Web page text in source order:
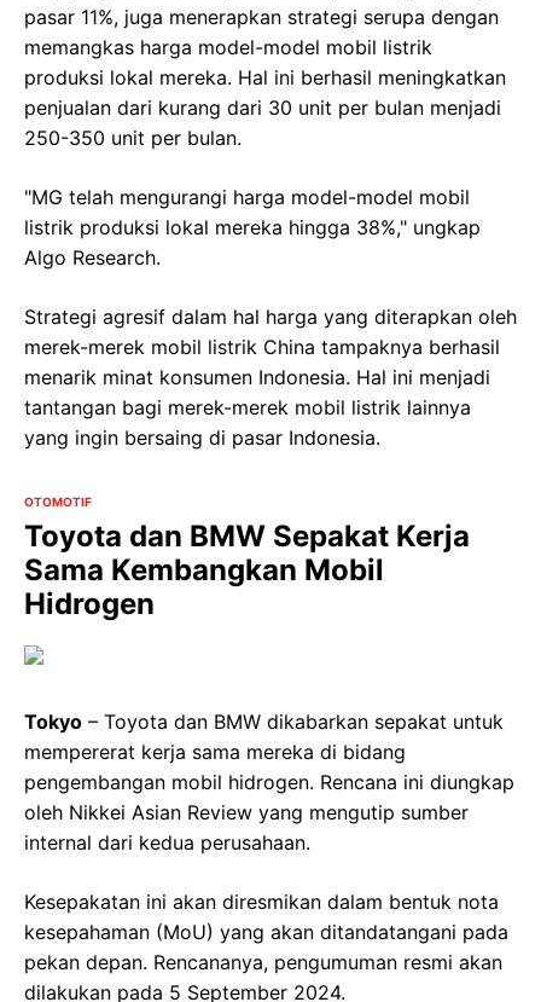
pasar 11%, juga menerapkan strategi serupa dengan
memangkas harga model-model mobil listrik
produksi lokal mereka. Hal ini berhasil meningkatkan
penjualan dari kurang dari 30 unit per bulan menjadi
250-350 unit per bulan.
"MG telah mengurangi harga model-model mobil
listrik produksi lokal mereka hingga 38%," ungkap
Algo Research.
Strategi agresif dalam hal harga yang diterapkan oleh
merek-merek mobil listrik China tampaknya berhasil
menarik minat konsumen Indonesia. Hal ini menjadi
tantangan bagi merek-merek mobil listrik lainnya
yang ingin bersaing di pasar Indonesia.
OTOMOTIF
Toyota dan BMW Sepakat Kerja
Sama Kembangkan Mobil
Hidrogen
Tokyo – Toyota dan BMW dikabarkan sepakat untuk
mempererat kerja sama mereka di bidang
pengembangan mobil hidrogen. Rencana ini diungkap
oleh Nikkei Asian Review yang mengutip sumber
internal dari kedua perusahaan.
Kesepakatan ini akan diresmikan dalam bentuk nota
kesepahaman (MoU) yang akan ditandatangani pada
pekan depan. Rencananya, pengumuman resmi akan
dilakukan pada 5 September 2024.